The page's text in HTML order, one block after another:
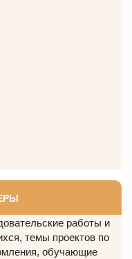
работы и
темы проектов по
обучающие